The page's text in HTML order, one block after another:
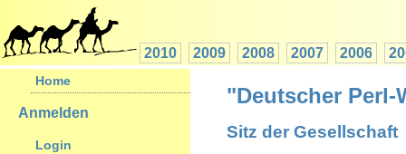
2010 2009 2008 2007 2006
Home
Anmelden
Login
"Deutscher Perl-
Sitz der Gesellschaft